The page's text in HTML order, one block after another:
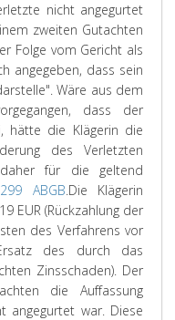
nicht angegurtet
zweiten Gutachten
Folge vom Gericht als
angegeben, dass sein
Wäre aus dem
dass der
hätte die Klägerin die
des Verletzten
für die geltend
ABGB.Die Klägerin
EUR (Rückzahlung der
des Verfahrens vor
des durch das
Zinsschaden). Der
die Auffassung
angegurtet war. Diese